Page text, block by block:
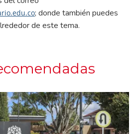
; donde también puedes
de este tema.